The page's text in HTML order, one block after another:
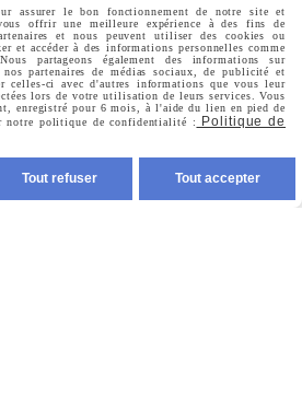
Valider
à tout moment. Vous
informations de contact dans les
du site.
assurer le bon fonctionnement de notre site et
offrir une meilleure expérience à des fins de
et nous peuvent utiliser des cookies ou
et accéder à des informations personnelles comme
partageons également des informations sur
partenaires de médias sociaux, de publicité et
celles-ci avec d'autres informations que vous leur
lors de votre utilisation de leurs services. Vous
enregistré pour 6 mois, à l'aide du lien en pied de
notre politique de confidentialité :
Politique de
Tout refuser Tout accepter